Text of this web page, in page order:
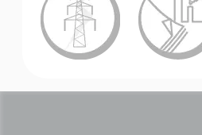
Produktbroschüren
Video